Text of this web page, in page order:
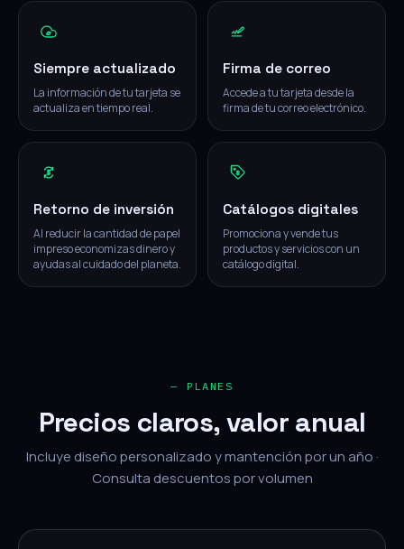
Siempre actualizado
La información de tu tarjeta se
actualiza en tiempo real.
Firma de correo
Accede a tu tarjeta desde la
firma de tu correo electrónico.
Retorno de inversión
Al reducir la cantidad de papel
impreso economizas dinero y
ayudas al cuidado del planeta.
Catálogos digitales
Promociona y vende tus
productos y servicios con un
catálogo digital.
— PLANES
Precios claros, valor anual
Incluye diseño personalizado y mantención por un año ·
Consulta descuentos por volumen